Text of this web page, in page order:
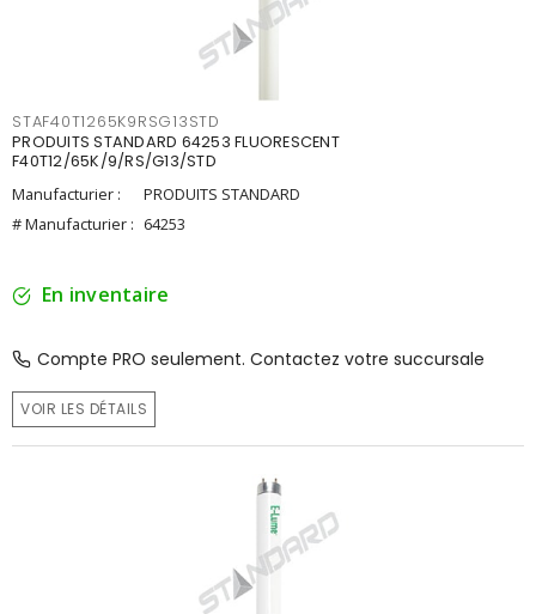
STAF40T1265K9RSG13STD
PRODUITS STANDARD 64253 FLUORESCENT
F40T12/65K/9/RS/G13/STD
Manufacturier :
PRODUITS STANDARD
# Manufacturier : 64253
En inventaire
Compte PRO seulement. Contactez votre succursale
VOIR LES DÉTAILS